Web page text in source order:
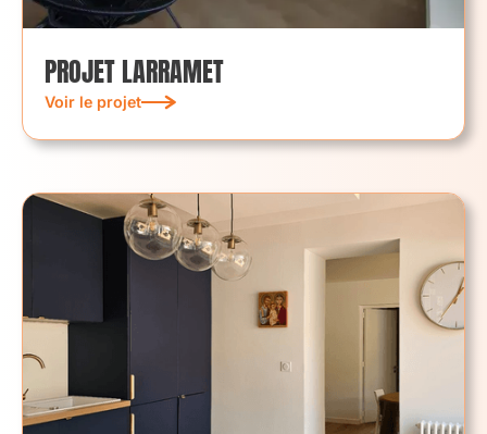
PROJET LARRAMET
Voir le projet